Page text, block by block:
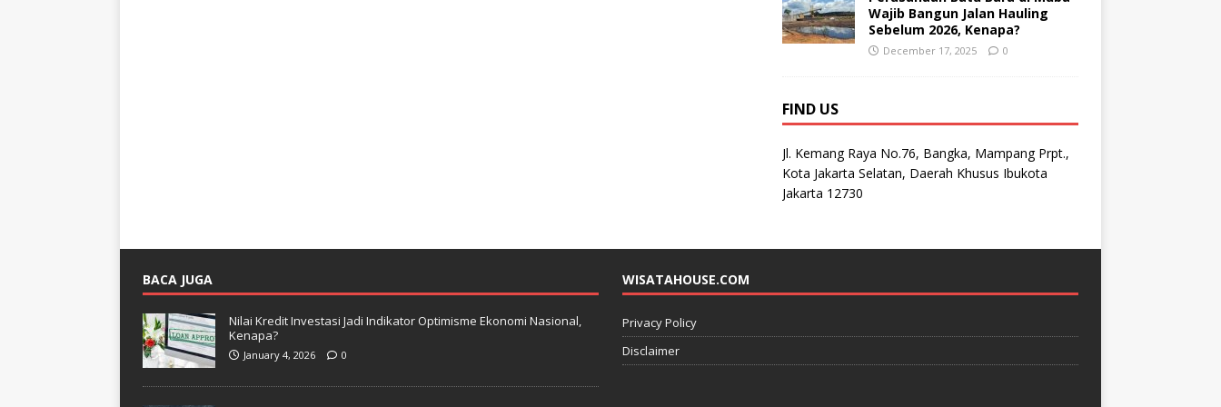
Wajib Bangun Jalan Hauling
Sebelum 2026, Kenapa?
December 17, 2025 0
FIND US
Jl. Kemang Raya No.76, Bangka, Mampang Prpt.,
Kota Jakarta Selatan, Daerah Khusus Ibukota
Jakarta 12730
BACA JUGA
Nilai Kredit Investasi Jadi Indikator Optimisme Ekonomi Nasional,
Kenapa?
January 4, 2026 0
WISATAHOUSE.COM
Privacy Policy
Disclaimer